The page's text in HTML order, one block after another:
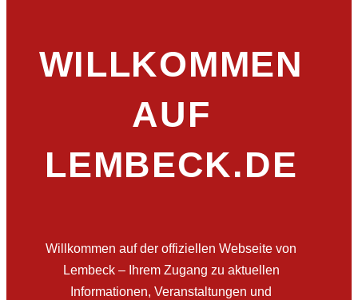
WILLKOMMEN
AUF
LEMBECK.DE
Willkommen auf der offiziellen Webseite von
Lembeck – Ihrem Zugang zu aktuellen
Informationen, Veranstaltungen und